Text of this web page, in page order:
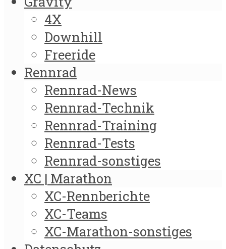
4X
Downhill
Freeride
Rennrad
Rennrad-News
Rennrad-Technik
Rennrad-Training
Rennrad-Tests
Rennrad-sonstiges
XC | Marathon
XC-Rennberichte
XC-Teams
XC-Marathon-sonstiges